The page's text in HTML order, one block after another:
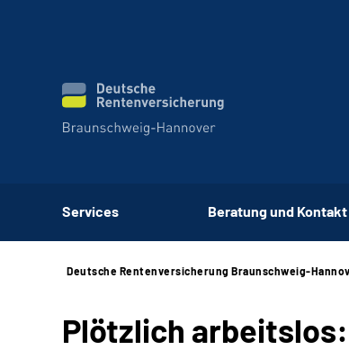
Services Beratung und Kontakt
Deutsche Rentenversicherung Braunschweig-
Plötzlich